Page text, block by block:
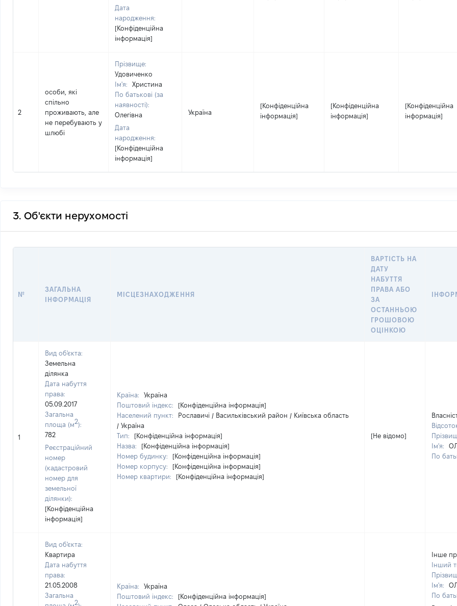
Дата
народження:
[Конфіденційна
інформація]
2
особи, які
спільно
проживають, але
не перебувають у
шлюбі
Прізвище:
Удовиченко
Ім'я:
Христина
По батькові (за
наявності):
Олегівна
Дата
народження:
[Конфіденційна
інформація]
Україна
[Конфіденційна
інформація]
[Конфіденційна
інформація]
[Конфіденційна
інформація]
3. Об'єкти нерухомості
№
ЗАГАЛЬНА
ІНФОРМАЦІЯ
МІСЦЕЗНАХОДЖЕННЯ
ВАРТІСТЬ НА
ДАТУ
НАБУТТЯ
ПРАВА АБО
ЗА
ОСТАННЬОЮ
ГРОШОВОЮ
ОЦІНКОЮ
1
Вид об'єкта:
Земельна
ділянка
Дата набуття
права:
05.09.2017
Загальна
площа (м2):
782
Реєстраційний
номер
(кадастровий
номер для
земельної
ділянки):
[Конфіденційна
інформація]
Країна:
Україна
Поштовий індекс:
[Конфіденційна інформація]
Населений пункт:
Рославичі / Васильківський район / Київська область
/ Україна
Тип:
[Конфіденційна інформація]
Назва:
[Конфіденційна інформація]
Номер будинку:
[Конфіденційна інформація]
Номер корпусу:
[Конфіденційна інформація]
Номер квартири:
[Конфіденційна інформація]
[Не відомо]
Ім'я:
По
Вид об'єкта:
Квартира
Дата набуття
права:
21.05.2008
Загальна
2
Країна:
Україна
Поштовий індекс:
[Конфіденційна інформація]
Інше
Інший
Ім'я:
По